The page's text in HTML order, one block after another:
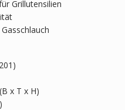
Grillutensilien
x T x H)